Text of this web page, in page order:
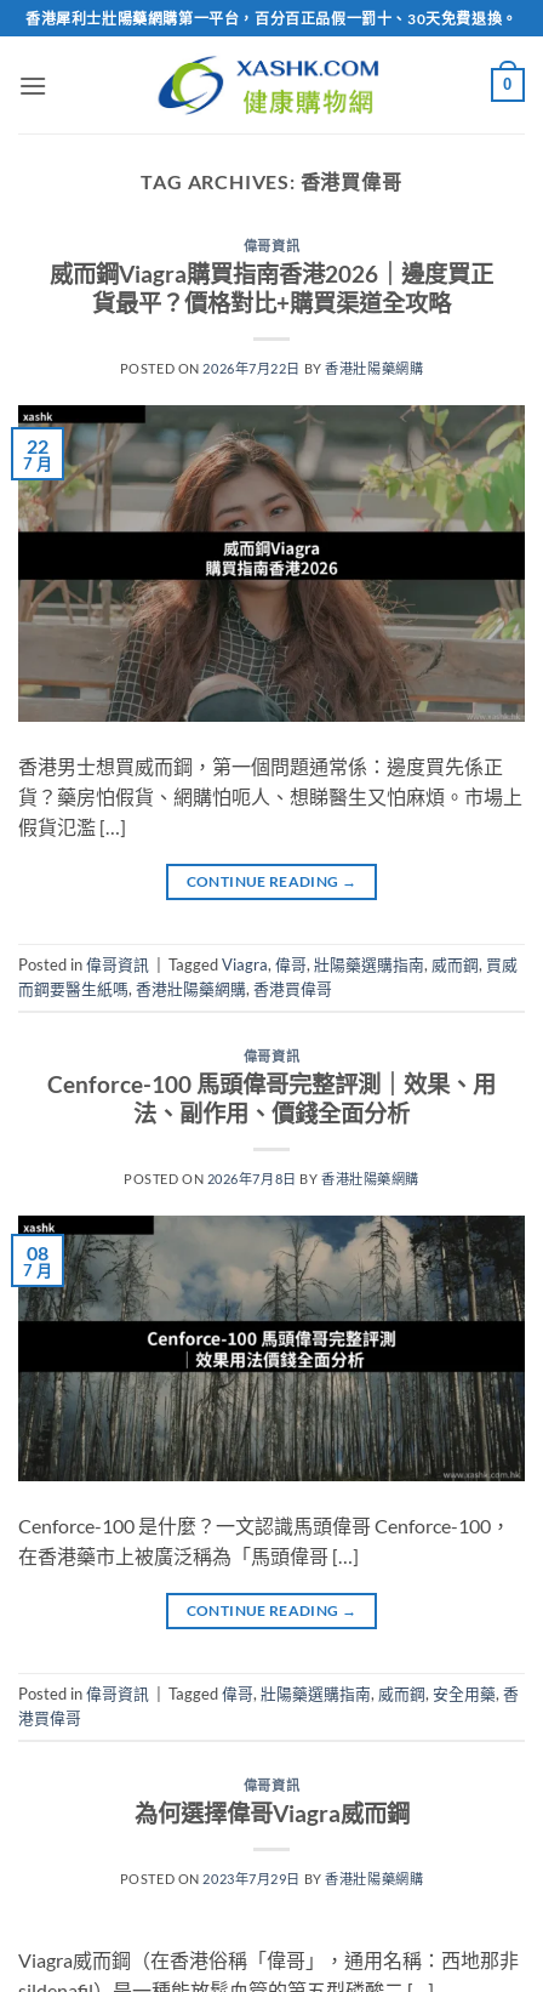
Skip
to
content
香港犀利士壯陽藥網購第一平台，百分百正品假一罰十、30天免費退換。
0
TAG ARCHIVES: 香港買偉哥
偉哥資訊
威而鋼Viagra購買指南香港2026｜邊度買正
貨最平？價格對比+購買渠道全攻略
POSTED ON 2026年7月22日 BY香港壯陽藥網購
22
7 月
香港男士想買威而鋼，第一個問題通常係：邊度買先係正
貨？藥房怕假貨、網購怕呃人、想睇醫生又怕麻煩。市場上
假貨氾濫 […]
CONTINUE READING →
Posted in偉哥資訊 TaggedViagra,偉哥,壯陽藥選購指南, 威而鋼, 買威
而鋼要醫生紙嗎,香港壯陽藥網購,香港買偉哥
偉哥資訊
Cenforce-100 馬頭偉哥完整評測｜效果、用
法、副作用、價錢全面分析
POSTED ON 2026年7月8日 BY 香港壯陽藥網購
08
7 月
Cenforce-100 是什麼？一文認識馬頭偉哥 Cenforce-100，
在香港藥市上被廣泛稱為「馬頭偉哥 […]
CONTINUE READING →
Posted in偉哥資訊 Tagged偉哥,壯陽藥選購指南, 威而鋼,安全用藥,香
港買偉哥
偉哥資訊
為何選擇偉哥Viagra威而鋼
POSTED ON 2023年7月29日 BY香港壯陽藥網購
Viagra威而鋼（在香港俗稱「偉哥」，通用名稱：西地那非